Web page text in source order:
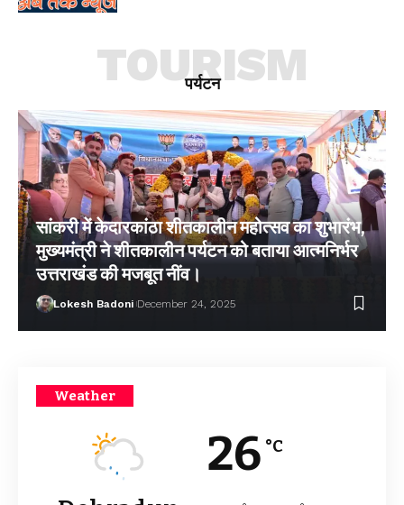
पर्यटन
TOURISM
सांकरी में केदारकांठा शीतकालीन महोत्सव का शुभारंभ,
मुख्यमंत्री ने शीतकालीन पर्यटन को बताया आत्मनिर्भर
उत्तराखंड की मजबूत नींव।
Lokesh Badoni December 24, 2025
Weather
26 °C